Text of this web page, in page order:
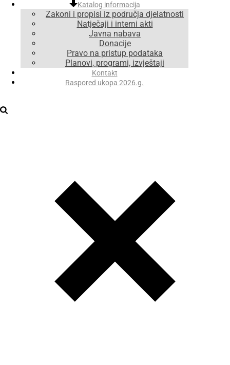
Katalog informacija
Zakoni i propisi iz područja djelatnosti
Natječaji i interni akti
Javna nabava
Donacije
Pravo na pristup podataka
Planovi, programi, izvještaji
Kontakt
Raspored ukopa 2026.g.